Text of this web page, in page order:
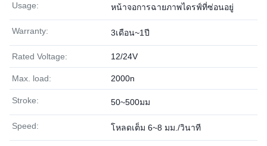
Usage: หน้าจอการฉายภาพไดรฟ์ที่ซ่อนอยู่
Warranty: 3เดือน~1ปี
Rated Voltage: 12/24V
Max. load: 2000n
Stroke: 50~500มม
Speed: โหลดเต็ม 6~8 มม./วินาที